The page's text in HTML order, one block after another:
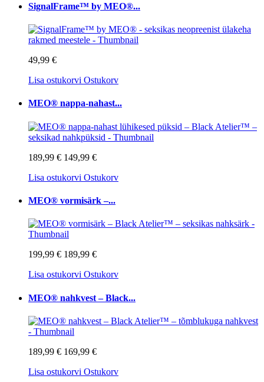
SignalFrame™ by MEO®...
49,99 €
Lisa ostukorvi Ostukorv
MEO® nappa-nahast...
189,99 € 149,99 €
Lisa ostukorvi Ostukorv
MEO® vormisärk –...
199,99 € 189,99 €
Lisa ostukorvi Ostukorv
MEO® nahkvest – Black...
189,99 € 169,99 €
Lisa ostukorvi Ostukorv